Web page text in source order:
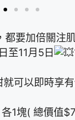
都要加倍關注
至11月5日
可以即時享
各1塊( 總價值